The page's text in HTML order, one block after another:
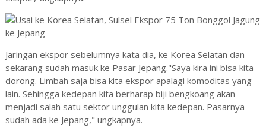
Jaringan ekspor sebelumnya kata dia, ke Korea Selatan dan
sekarang sudah masuk ke Pasar Jepang."Saya kira ini bisa kita
dorong. Limbah saja bisa kita ekspor apalagi komoditas yang
lain. Sehingga kedepan kita berharap biji bengkoang akan
menjadi salah satu sektor unggulan kita kedepan. Pasarnya
sudah ada ke Jepang," ungkapnya.